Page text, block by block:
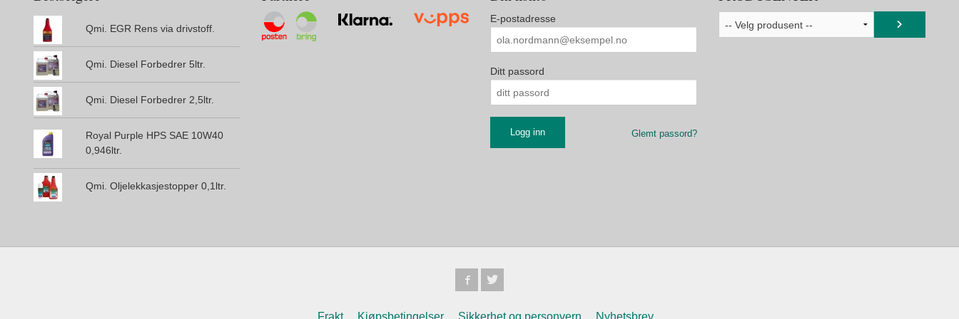
Qmi. EGR Rens via drivstoff.
Qmi. Diesel Forbedrer 5ltr.
Qmi. Diesel Forbedrer 2,5ltr.
Royal Purple HPS SAE 10W40
0,946ltr.
Qmi. Oljelekkasjestopper 0,1ltr.
E-postadresse
Ditt passord
Glemt passord?
Frakt Kjøpsbetingelser Sikkerhet og personvern Nyhetsbrev